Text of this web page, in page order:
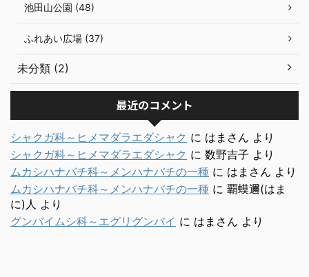
池田山公園 (48)
ふれあい広場 (37)
未分類 (2)
最近のコメント
シャクガ科～ヒメマダラエダシャク に はまさん より
シャクガ科～ヒメマダラエダシャク に 数野吉子 より
ムカシハナバチ科～メンハナバチの一種 に はまさん より
ムカシハナバチ科～メンハナバチの一種 に 覇蟆邇(はま
に)人 より
グンバイムシ科～エグリグンバイ に はまさん より